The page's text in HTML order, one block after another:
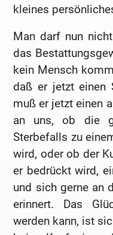
kleines
Man darf nun
das
kein Mensch
daß er jetzt einen
muß er jetzt einen
an uns, ob die
Sterbefalls zu
wird, oder ob der
er bedrückt wird,
und sich gerne an
erinnert. Das
werden kann, ist